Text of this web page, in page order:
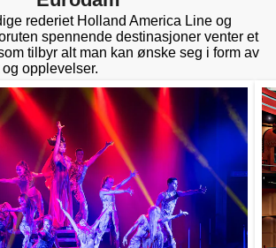
rederiet Holland America Line og
spennende destinasjoner venter et
tilbyr alt man kan ønske seg i form av
opplevelser.